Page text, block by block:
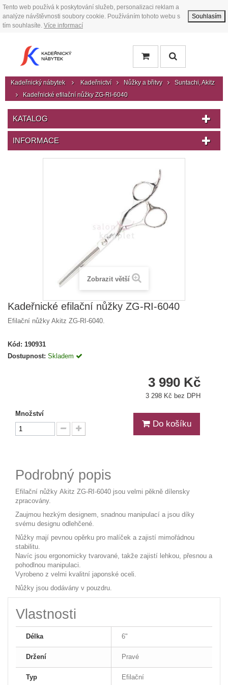
Tento web používá k poskytování služeb, personalizaci reklam a
analýze návštěvnosti soubory cookie. Používáním tohoto webu s
tím souhlasíte. Více informací
Souhlasím
Kadeřnický nábytek Kadeřnictví Nůžky a břitvy
Suntachi, Akitz
Kadeřnické efilační nůžky ZG-RI-6040
KATALOG
INFORMACE
Zobrazit větší
Kadeřnické efilační nůžky ZG-RI-6040
Efilační nůžky Akitz ZG-RI-6040.
Kód: 190931
Dostupnost: Skladem
3 990 Kč
3 298 Kč bez DPH
Množství
Do košíku
Podrobný popis
Efilační nůžky Akitz ZG-RI-6040 jsou velmi pěkně dílensky
zpracovány.
Zaujmou hezkým designem, snadnou manipulací a jsou díky
svému designu odlehčené.
Nůžky mají pevnou opěrku pro malíček a zajistí mimořádnou
stabilitu.
Navíc jsou ergonomicky tvarované, takže zajistí lehkou, přesnou a
pohodlnou manipulaci.
Vyrobeno z velmi kvalitní japonské oceli.
Nůžky jsou dodávány v pouzdru.
Vlastnosti
Délka 6"
Držení Pravé
Typ Efilační